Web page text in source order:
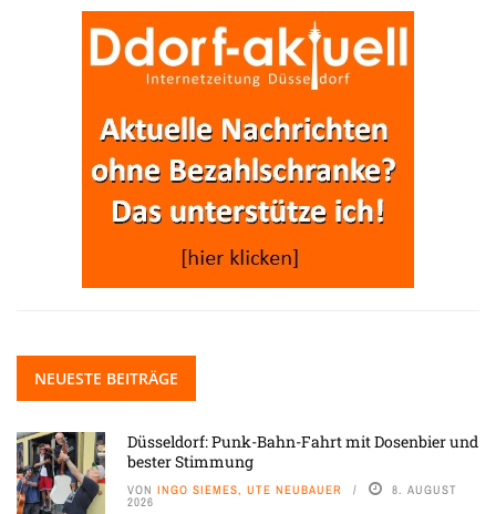
NEUESTE BEITRÄGE
Düsseldorf: Punk-Bahn-Fahrt mit Dosenbier und
bester Stimmung
VON INGO SIEMES, UTE NEUBAUER 8. AUGUST
2026